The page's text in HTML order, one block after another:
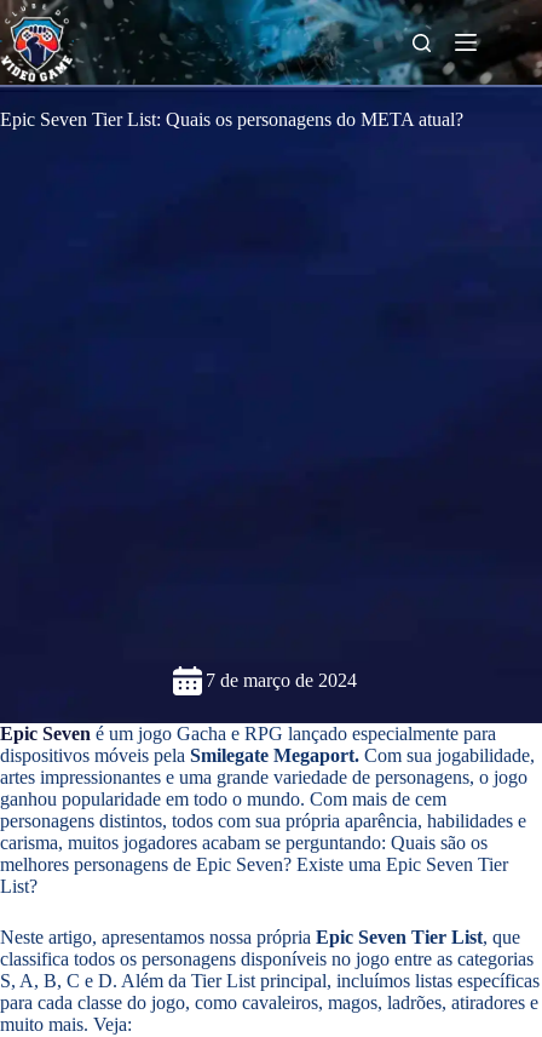
k
i
p
o
Epic Seven Tier List: Quais os personagens do META atual?
7 de março de 2024
Epic Seven é um jogo Gacha e RPG lançado especialmente para
dispositivos móveis pela Smilegate Megaport. Com sua jogabilidade,
artes impressionantes e uma grande variedade de personagens, o jogo
ganhou popularidade em todo o mundo. Com mais de cem
personagens distintos, todos com sua própria aparência, habilidades e
carisma, muitos jogadores acabam se perguntando: Quais são os
melhores personagens de Epic Seven? Existe uma Epic Seven Tier
List?
Neste artigo, apresentamos nossa própria Epic Seven Tier List, que
classifica todos os personagens disponíveis no jogo entre as categorias
S, A, B, C e D. Além da Tier List principal, incluímos listas específicas
para cada classe do jogo, como cavaleiros, magos, ladrões, atiradores e
muito mais. Veja: